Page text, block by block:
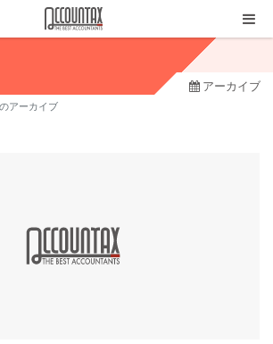
採用情報
セミナー・講演
アーカイブ
アーカイブ